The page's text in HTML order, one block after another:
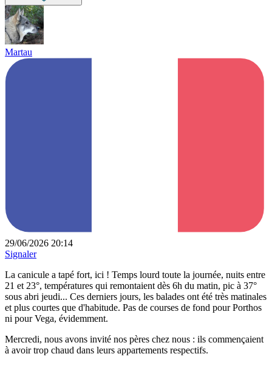
Martau
29/06/2026 20:14
Signaler
La canicule a tapé fort, ici ! Temps lourd toute la journée, nuits entre
21 et 23°, températures qui remontaient dès 6h du matin, pic à 37°
sous abri jeudi... Ces derniers jours, les balades ont été très matinales
et plus courtes que d'habitude. Pas de courses de fond pour Porthos
ni pour Vega, évidemment.
Mercredi, nous avons invité nos pères chez nous : ils commençaient
à avoir trop chaud dans leurs appartements respectifs.